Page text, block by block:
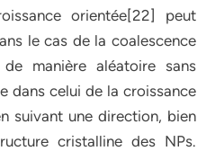
orientée[22] peut
le cas de la coalescence
manière aléatoire sans
dans celui de la croissance
suivant une direction, bien
cristalline des NPs.